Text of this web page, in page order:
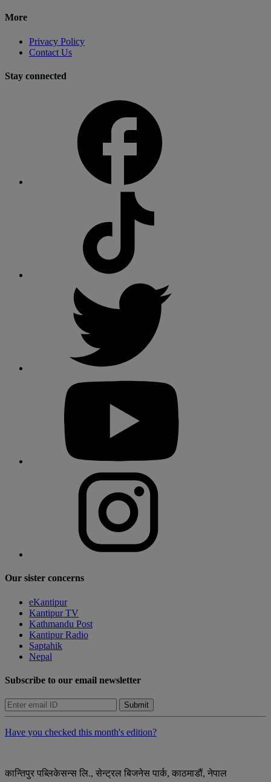
More
Privacy Policy
Contact Us
Stay connected
Our sister concerns
eKantipur
Kantipur TV
Kathmandu Post
Kantipur Radio
Saptahik
Nepal
Subscribe to our email newsletter
Submit
Have you checked this month's edition?
कान्तिपुर पब्लिकेसन्स लि., सेन्ट्रल बिजनेस पार्क, काठमाडौं, नेपाल